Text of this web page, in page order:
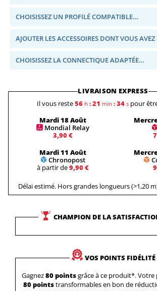
CHOISISSEZ UN PROFILÉ COMPATIBLE…
AJOUTER LES ACCESSOIRES DONT VOUS
CHOISISSEZ LA CONNECTIQUE ADAPTÉE…
LIVRAISON EXPRESS
Il vous reste56h : 21 min : 34s pour
Mardi 18 Août
Mondial Relay
3,90 €
Mardi 11 Août
Chronopost
à partir de9,90 €
Délai estimé. Hors grandes longueurs (>1,20
CHAMPION DE LA
VOS POINTS FIDÉLITÉ
Gagnez80 pointsgrâce à ce produit*. Votre
80 pointstransformables en bon de